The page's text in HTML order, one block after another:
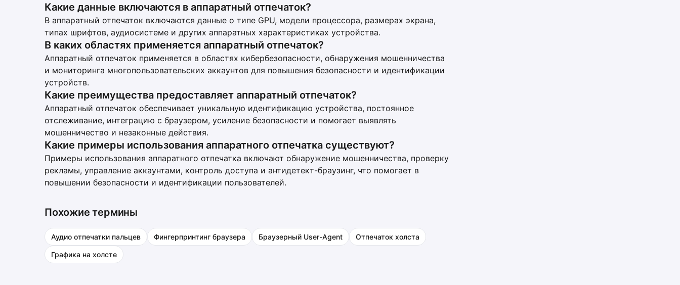
Какие данные включаются в аппаратный отпечаток?
В аппаратный отпечаток включаются данные о типе GPU, модели процессора, размерах экрана,
типах шрифтов, аудиосистеме и других аппаратных характеристиках устройства.
В каких областях применяется аппаратный отпечаток?
Аппаратный отпечаток применяется в областях кибербезопасности, обнаружения мошенничества
и мониторинга многопользовательских аккаунтов для повышения безопасности и идентификации
устройств.
Какие преимущества предоставляет аппаратный отпечаток?
Аппаратный отпечаток обеспечивает уникальную идентификацию устройства, постоянное
отслеживание, интеграцию с браузером, усиление безопасности и помогает выявлять
мошенничество и незаконные действия.
Какие примеры использования аппаратного отпечатка существуют?
Примеры использования аппаратного отпечатка включают обнаружение мошенничества, проверку
рекламы, управление аккаунтами, контроль доступа и антидетект-браузинг, что помогает в
повышении безопасности и идентификации пользователей.
Похожие термины
Аудио отпечатки пальцев Фингерпринтинг браузера Браузерный User-Agent Отпечаток холста
Графика на холсте